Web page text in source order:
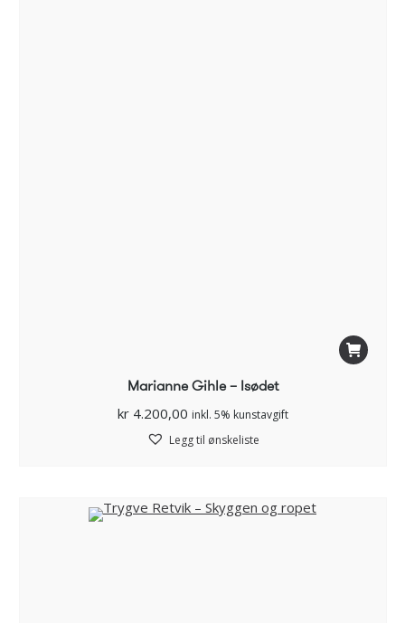
Marianne Gihle – Isødet
kr4.200,00 inkl. 5% kunstavgift
Legg til ønskeliste